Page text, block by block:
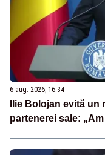
6 aug. 2026, 16:34
Ilie Bolojan evită
partenerei sale: